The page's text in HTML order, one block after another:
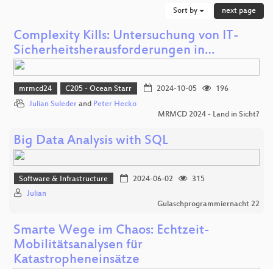
Sort by next page
Complexity Kills: Untersuchung von IT-
Sicherheitsherausforderungen in…
mrmcd24 C205 - Ocean Starr 2024-10-05
196
Julian Suleder and Peter Hecko
MRMCD 2024 - Land in Sicht?
Big Data Analysis with SQL
Software & Infrastructure 2024-06-02
315
Julian
Gulaschprogrammiernacht 22
Smarte Wege im Chaos: Echtzeit-
Mobilitätsanalysen für
Katastropheneinsätze